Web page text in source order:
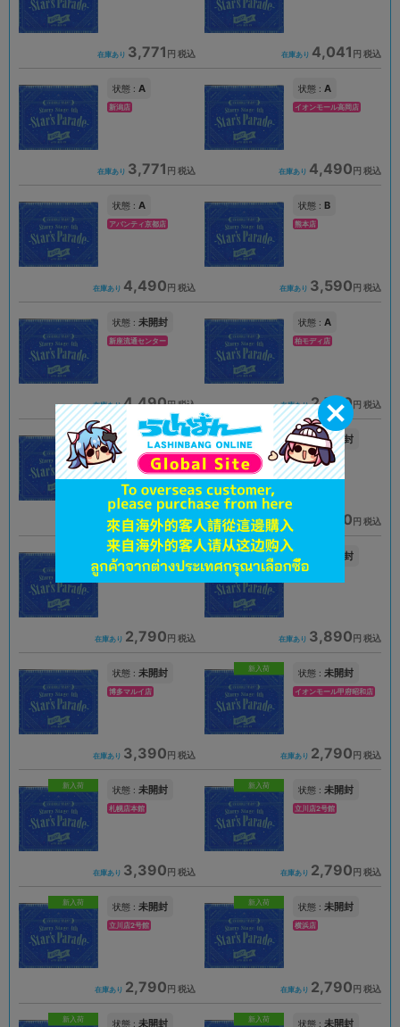
在庫あり 3,771 円 税込 在庫あり 4,041 円 税込
状態 : A
新潟店
在庫あり 3,771 円 税込
状態 : A
イオンモール高岡店
在庫あり 4,490円 税込
状態 : A
アバンティ京都店
在庫あり 4,490円 税込
状態 : B
熊本店
在庫あり 3,590円 税込
状態 : 未開封
新座流通センター
在庫あり 4,490円 税込
状態 : A
柏モディ店
在庫あり 2,790円 税込
状態 : 未開封
スマーク伊勢崎店
在庫あり 4,490円 税込
新入荷 状態 :未開封
天王寺店
在庫あり 2,790円 税込
状態 : 未開封
浜松店
在庫あり 2,790円 税込
状態 : 未開封
金沢店
在庫あり 3,890円 税込
状態 : 未開封
博多マルイ店
在庫あり 3,390円 税込
新入荷 状態 : 未開封
イオンモール甲府昭和店
在庫あり 2,790円 税込
新入荷 状態 : 未開封
札幌店本館
在庫あり 3,390円 税込
新入荷 状態 : 未開封
立川店2号館
在庫あり 2,790円 税込
新入荷 状態 : 未開封
立川店2号館
在庫あり 2,790円 税込
新入荷 状態 : 未開封
横浜店
在庫あり 2,790円 税込
新入荷 状態 : 未開封 新入荷 状態 : 未開封